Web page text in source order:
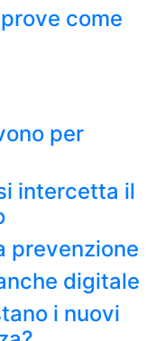
come
per
intercetta il
prevenzione
digitale
i nuovi